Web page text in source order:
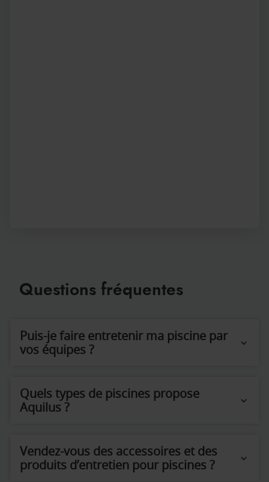
Questions fréquentes
Puis-je faire entretenir ma piscine par
vos équipes ?
Quels types de piscines propose
Aquilus ?
Vendez-vous des accessoires et des
produits d’entretien pour piscines ?